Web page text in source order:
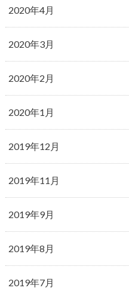
2020年4月
2020年3月
2020年2月
2020年1月
2019年12月
2019年11月
2019年9月
2019年8月
2019年7月